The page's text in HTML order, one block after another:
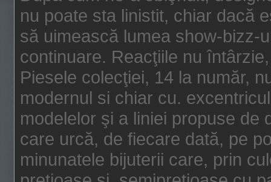
nu poate sta linistit, chiar dacă
să uimească lumea show-bizz-
continuare. Reacţiile nu
Piesele colecţiei, 14 la număr,
modernul si chiar cu.
modelelor şi a liniei propuse de
care urcă, de fiecare dată, pe
minunatele bijuterii care, prin